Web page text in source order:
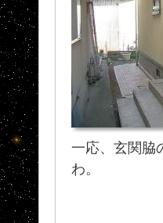
一応、玄関脇
わ。